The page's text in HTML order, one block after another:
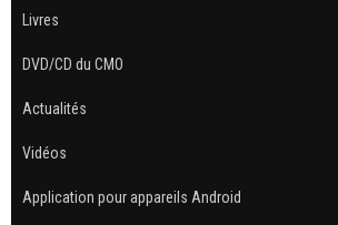
Livres
DVD/CD du CMO
Actualités
Vidéos
Application pour appareils Android